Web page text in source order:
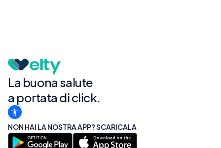
La buona salute
a portata di click.
NON HAI LA NOSTRA APP? SCARICALA